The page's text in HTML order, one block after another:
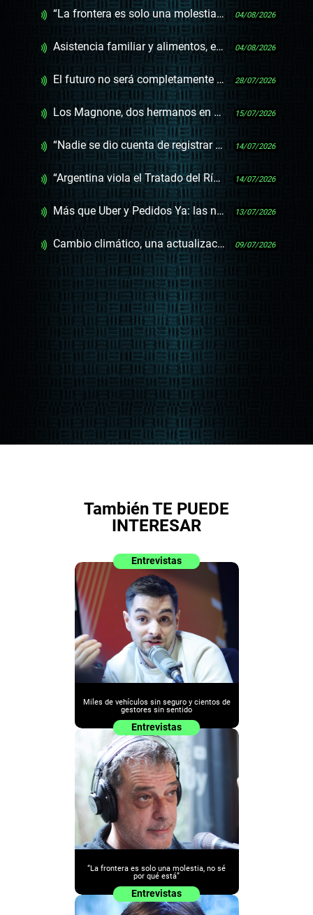
“La frontera es solo una molestia, no sé por qué está” 04/08/2026
Asistencia familiar y alimentos, el reclamo más presente en los juzgados 04/08/2026
El futuro no será completamente cripto ni completamente bancario, será híbrido 28/07/2026
Los Magnone, dos hermanos en medio de una dinastía musical 15/07/2026
“Nadie se dio cuenta de registrar el límite marítimo de Uruguay” 14/07/2026
“Argentina viola el Tratado del Río de la Plata y Uruguay está omiso” 14/07/2026
Más que Uber y Pedidos Ya: las negociaciones del convenio que se abre al mundo de plataformas 13/07/2026
Cambio climático, una actualización científica no alarmista 09/07/2026
También TE PUEDE
INTERESAR
Entrevistas
Miles de vehículos sin seguro y cientos de
gestores sin sentido
Entrevistas
“La frontera es solo una molestia, no sé
por qué está”
Entrevistas